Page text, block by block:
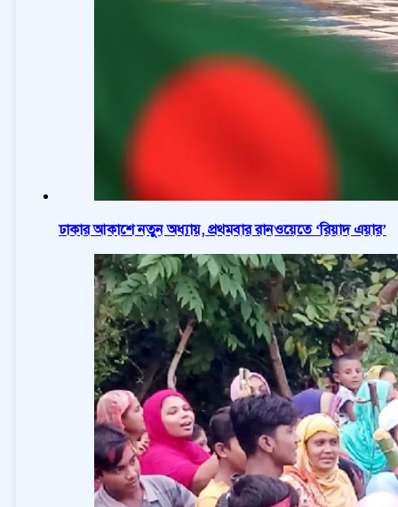
ঢাকার আকাশে নতুন অধ্যায়, প্রথমবার রানওয়েতে ‘রিয়াদ এয়ার’